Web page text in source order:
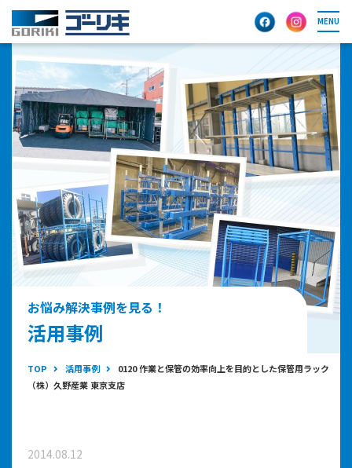
MENU
お悩み解決事例を見る！
活用事例
TOP 活用事例
0120 作業と保管の効率向上を目的とした保管用ラック
（株）久野産業 東京支店
2014.08.12